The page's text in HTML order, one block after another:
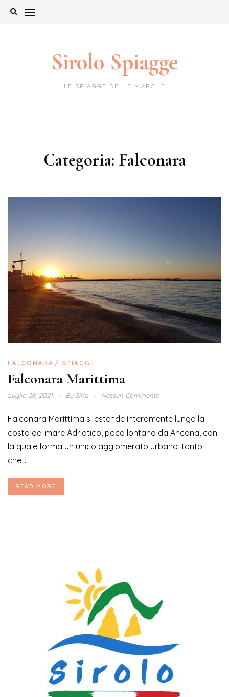
Skip
Sirolo Spiagge
LE SPIAGGE DELLE MARCHE
Categoria: Falconara
FALCONARA SPIAGGE
Falconara Marittima
Luglio 28, 2021 BySiria Nessun Commento
Falconara Marittima si estende interamente lungo la
costa del mare Adriatico, poco lontano da Ancona, con
la quale forma un unico agglomerato urbano, tanto
che...
READ MORE